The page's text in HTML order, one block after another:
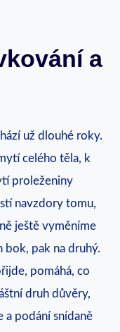
a
už dlouhé roky.
celého těla, k
proleženiny
navzdory tomu,
ještě vyměníme
pak na druhý.
pomáhá, co
druh důvěry,
a podání snídaně